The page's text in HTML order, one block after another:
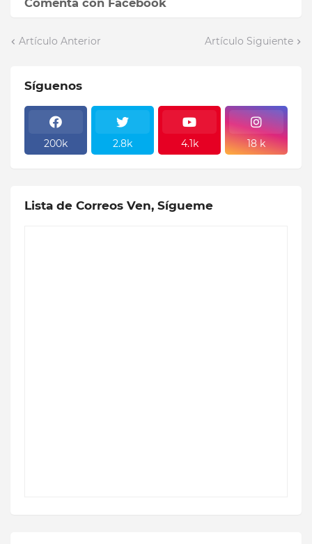
Comenta con Facebook
Artículo Anterior Artículo Siguiente
Síguenos
200k 2.8k 4.1k 18 k
Lista de Correos Ven, Sígueme